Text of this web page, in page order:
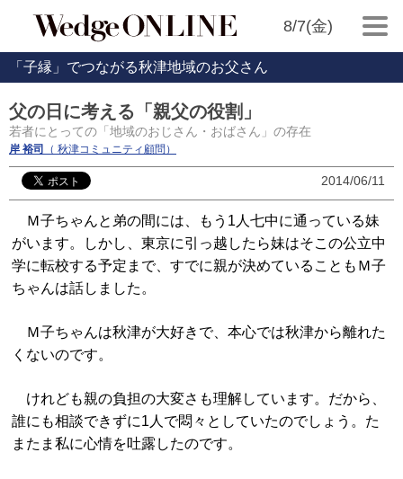
8/7(金)
「子縁」でつながる秋津地域のお父さん
父の日に考える「親父の役割」
若者にとっての「地域のおじさん・おばさん」の存在
岸 裕司 （ 秋津コミュニティ顧問）
2014/06/11
Ｍ子ちゃんと弟の間には、もう1人七中に通っている妹
がいます。しかし、東京に引っ越したら妹はそこの公立中
学に転校する予定まで、すでに親が決めていることもＭ子
ちゃんは話しました。
Ｍ子ちゃんは秋津が大好きで、本心では秋津から離れた
くないのです。
けれども親の負担の大変さも理解しています。だから、
誰にも相談できずに1人で悶々としていたのでしょう。た
またま私に心情を吐露したのです。